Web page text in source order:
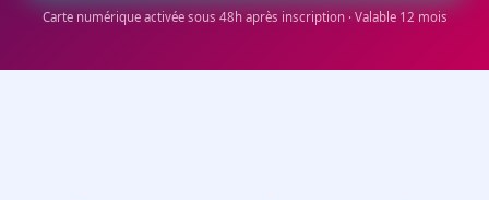
Carte numérique activée sous 48h après inscription · Valable 12 mois